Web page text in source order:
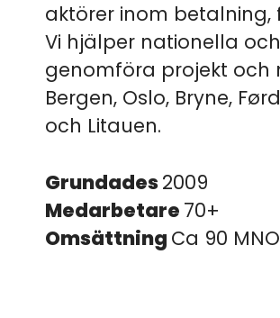
aktörer inom betalning,
Vi hjälper nationella
genomföra projekt och
Bergen, Oslo, Bryne,
och Litauen.
Grundades2009
Medarbetare 70+
Omsättning Ca 90